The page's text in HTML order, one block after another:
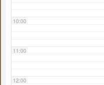
10:00
11:00
12:00